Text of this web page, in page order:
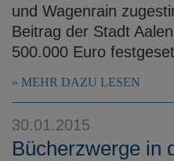
und Wagenrain
Beitrag der Stadt
500.000 Euro
MEHR DAZU LESEN
30.01.2015
Bücherzwerge in